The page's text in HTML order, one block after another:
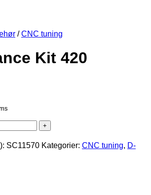
/ CNC tuning
Kit 420
SC11570 Kategorier: CNC tuning, D-